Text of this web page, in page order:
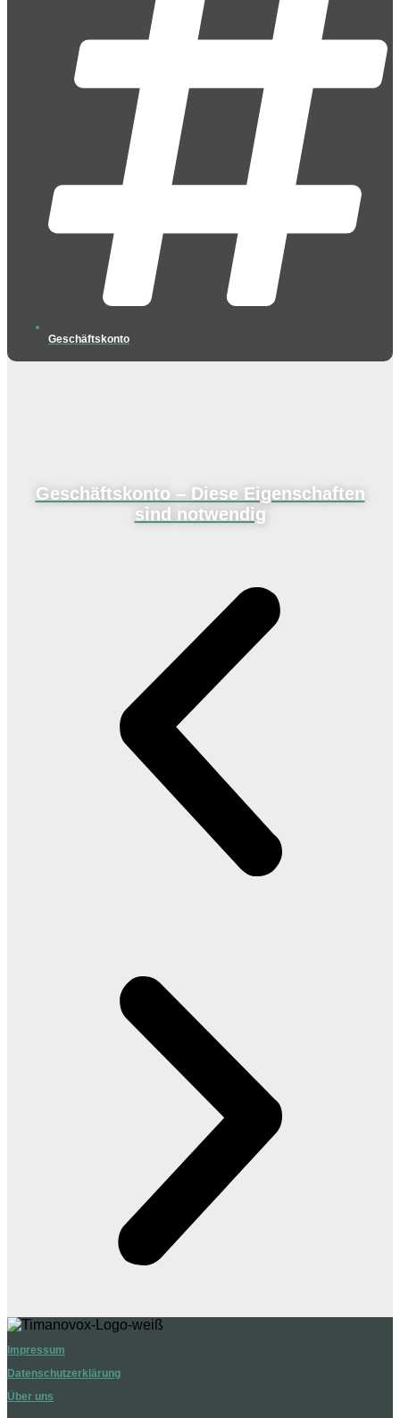
Geschäftskonto
Geschäftskonto – Diese Eigenschaften
sind notwendig
Impressum
Datenschutzerklärung
Über uns